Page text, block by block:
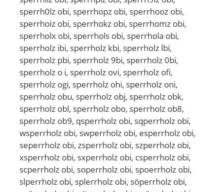
sperrh0lz obi, sperrhopz obi, sperrhooz obi,
sperrhoiz obi, sperrhokz obi, sperrhomz obi,
sperrholx obi, sperrhols obi, sperrhola obi,
sperrholz ibi, sperrholz kbi, sperrholz lbi,
sperrholz pbi, sperrholz 9bi, sperrholz 0bi,
sperrholz o i, sperrholz ovi, sperrholz ofi,
sperrholz ogi, sperrholz ohi, sperrholz oni,
sperrholz obu, sperrholz obj, sperrholz obk,
sperrholz obl, sperrholz obo, sperrholz ob8,
sperrholz ob9, qsperrholz obi, sqperrholz obi,
wsperrholz obi, swperrholz obi, esperrholz obi,
seperrholz obi, zsperrholz obi, szperrholz obi,
xsperrholz obi, sxperrholz obi, csperrholz obi,
scperrholz obi, soperrholz obi, spoerrholz obi,
slperrholz obi, splerrholz obi, söperrholz obi,